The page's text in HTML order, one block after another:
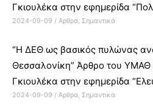
Γκιουλέκα στην εφημερίδα
2024-09-09 / Άρθρα, Σημαντικά
“Η ΔΕΘ ως βασικός πυλώνας
Θεσσαλονίκη” Άρθρο του ΥΜΑΘ
Γκιουλέκα στην εφημερίδα
2024-09-09 / Άρθρα, Σημαντικά